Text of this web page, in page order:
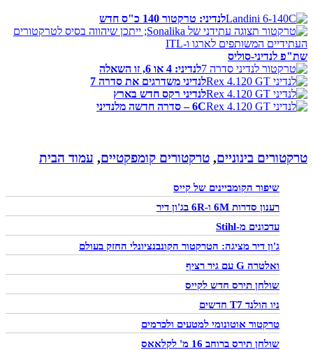
לנדיני: טרקטור 140 כ"ס חדש
שת"פ לנדיני-סוליס
לנדיני: 4 או 6, זו השאלה
לנדיני משדרגים את סדרה 7
לנדיני רקס חדש בארץ
6C – סדרה חדשה מלנדיני
טרקטורים בינוניים, טרקטורים קומפקטיים, עמוד הבית
שיפור הקומביינים של קייס
רענון סדרות 6M ו-6R בג'ון דיר
עדכונים מ-Stihl
ג'ון דיר מציגה: הטרקטור הקונבנציונלי החזק בעולם
ואלטרה G עם גיר רציף
שולחן תירס חדש לקייס
ניו הולנד T7 חדשים
טרקטור אוטונומי למטעים ולכרמים
שולחן תירס ברוחב 16 מ' לקלאאס